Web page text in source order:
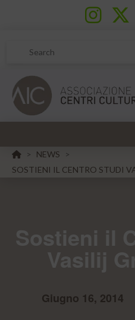
Search
HOME
> NEWS
>
SOSTIENI IL CENTRO STUDI
Giugno 16, 2014